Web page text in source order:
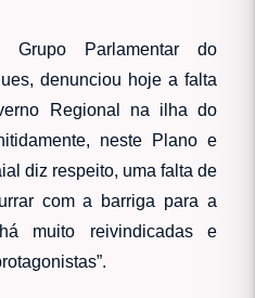
Grupo Parlamentar do
denunciou hoje a falta
Regional na ilha do
neste Plano e
diz respeito, uma falta de
com a barriga para a
muito reivindicadas e